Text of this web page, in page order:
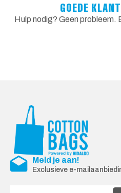
GOEDE
Hulp nodig? Geen probleem.
Meld je aan!
Exclusieve e-